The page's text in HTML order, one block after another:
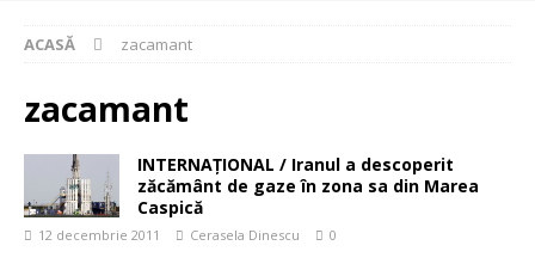
ACASĂ zacamant
zacamant
INTERNAŢIONAL / Iranul a descoperit
zăcământ de gaze în zona sa din Marea
Caspică
12 decembrie 2011 Cerasela Dinescu 0